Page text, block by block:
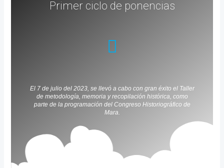
Primer ciclo de ponencias
El 7 de julio del 2023, se llevó a cabo con gran éxito el Taller
de metodología, memoria y recopilación histórica, como
parte de la programación del Congreso Historiográfico de
Mara.